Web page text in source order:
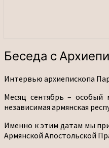
Беседа
с
Паргевом
Беседа с
Интервью архиепископа
Месяц сентябрь – особый
независимая армянская
Именно к этим датам мы
Армянской Апостольской